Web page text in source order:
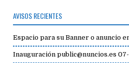
AVISOS RECIENTES
Espacio para su Banner o anuncio
Inauguración public@nuncios.es